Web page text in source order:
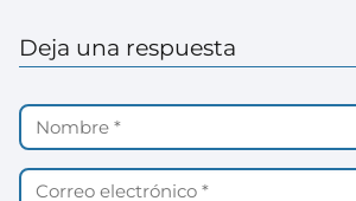
Deja una respuesta